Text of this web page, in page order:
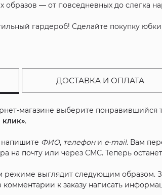
образов — от повседневных до
гардероб! Сделайте покупку
ДОСТАВКА И ОПЛАТА
магазине выберите понравившийся
клик».
напишите ФИО, телефони e-mail. Вам
на почту или через СМС. Теперь
режиме выглядит следующим образом.
комментарии к заказу написать